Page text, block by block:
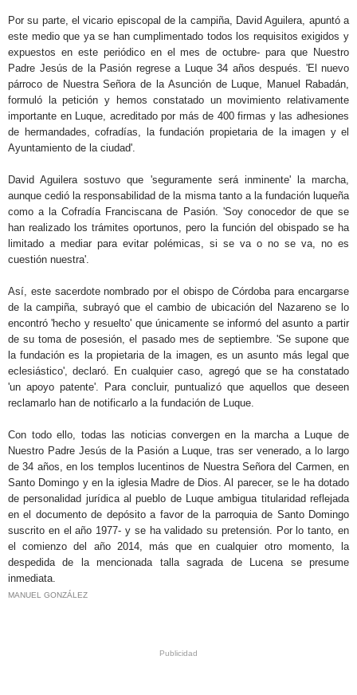
Por su parte, el vicario episcopal de la campiña, David Aguilera, apuntó a
este medio que ya se han cumplimentado todos los requisitos exigidos y
expuestos en este periódico en el mes de octubre- para que Nuestro
Padre Jesús de la Pasión regrese a Luque 34 años después. 'El nuevo
párroco de Nuestra Señora de la Asunción de Luque, Manuel Rabadán,
formuló la petición y hemos constatado un movimiento relativamente
importante en Luque, acreditado por más de 400 firmas y las adhesiones
de hermandades, cofradías, la fundación propietaria de la imagen y el
Ayuntamiento de la ciudad'.
David Aguilera sostuvo que 'seguramente será inminente' la marcha,
aunque cedió la responsabilidad de la misma tanto a la fundación luqueña
como a la Cofradía Franciscana de Pasión. 'Soy conocedor de que se
han realizado los trámites oportunos, pero la función del obispado se ha
limitado a mediar para evitar polémicas, si se va o no se va, no es
cuestión nuestra'.
Así, este sacerdote nombrado por el obispo de Córdoba para encargarse
de la campiña, subrayó que el cambio de ubicación del Nazareno se lo
encontró 'hecho y resuelto' que únicamente se informó del asunto a partir
de su toma de posesión, el pasado mes de septiembre. 'Se supone que
la fundación es la propietaria de la imagen, es un asunto más legal que
eclesiástico', declaró. En cualquier caso, agregó que se ha constatado
'un apoyo patente'. Para concluir, puntualizó que aquellos que deseen
reclamarlo han de notificarlo a la fundación de Luque.
Con todo ello, todas las noticias convergen en la marcha a Luque de
Nuestro Padre Jesús de la Pasión a Luque, tras ser venerado, a lo largo
de 34 años, en los templos lucentinos de Nuestra Señora del Carmen, en
Santo Domingo y en la iglesia Madre de Dios. Al parecer, se le ha dotado
de personalidad jurídica al pueblo de Luque ambigua titularidad reflejada
en el documento de depósito a favor de la parroquia de Santo Domingo
suscrito en el año 1977- y se ha validado su pretensión. Por lo tanto, en
el comienzo del año 2014, más que en cualquier otro momento, la
despedida de la mencionada talla sagrada de Lucena se presume
inmediata.
MANUEL GONZÁLEZ